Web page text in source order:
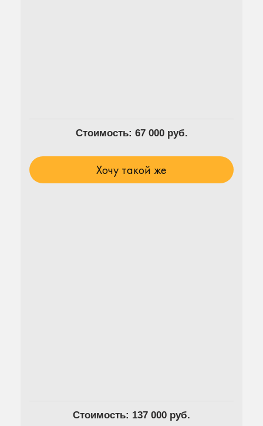
Стоимость: 67 000 руб.
Хочу такой же
Стоимость: 137 000 руб.